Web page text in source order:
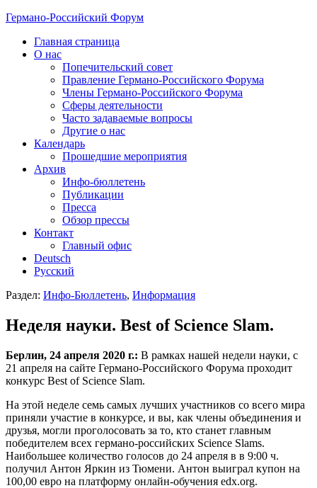
Германо-Российский Форум
Главная страница
О нас
Попечительский совет
Правление Германо-Российского Форума
Члены Германо-Российского Форума
Сферы деятельности
Часто задаваемые вопросы
Другие о нас
Календарь
Прошедшие мероприятия
Архив
Инфо-бюллетень
Публикации
Пресса
Обзор прессы
Контакт
Главный офис
Deutsch
Русский
Раздел: Инфо-Бюллетень, Информация
Неделя науки. Best of Science Slam.
Берлин, 24 апреля 2020 г.: В рамках нашей недели науки, с
21 апреля на сайте Германо-Российского Форума проходит
конкурс Best of Science Slam.
На этой неделе семь самых лучших участников со всего мира
приняли участие в конкурсе, и вы, как члены объединения и
друзья, могли проголосовать за то, кто станет главным
победителем всех германо-российских Science Slams.
Наибольшее количество голосов до 24 апреля в в 9:00 ч.
получил Антон Яркин из Тюмени. Антон выиграл купон на
100,00 евро на платформу онлайн-обучения edx.org.